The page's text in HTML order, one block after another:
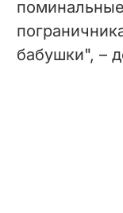
бабушки", –